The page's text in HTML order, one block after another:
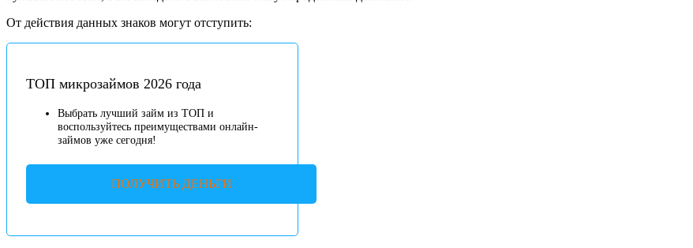
От действия данных знаков могут отступить:
ТОП микрозаймов 2026 года
Выбрать лучший займ из ТОП и
воспользуйтесь преимуществами онлайн-
займов уже сегодня!
ПОЛУЧИТЬ ДЕНЬГИ